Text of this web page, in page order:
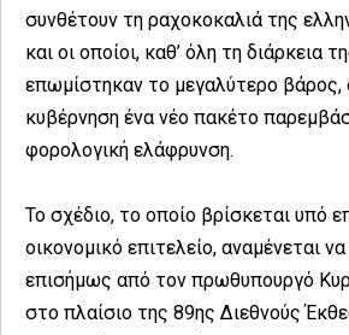
συνθέτουν τη ραχοκοκαλιά της
και οι οποίοι, καθ’ όλη τη διάρκεια
επωμίστηκαν το μεγαλύτερο βάρος,
κυβέρνηση ένα νέο πακέτο
φορολογική ελάφρυνση.
Το σχέδιο, το οποίο βρίσκεται υπό
οικονομικό επιτελείο, αναμένεται
επισήμως από τον πρωθυπουργό
στο πλαίσιο της 89ης Διεθνούς